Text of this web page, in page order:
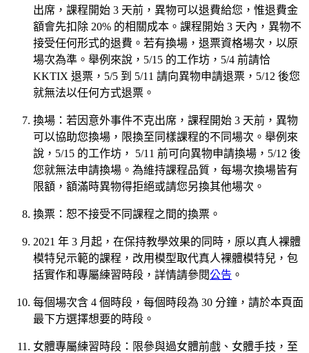
出席，課程開始 3 天前，異物可以退費給您，惟退費金
額會先扣除 20% 的相關成本。課程開始 3 天內，異物不
接受任何形式的退費。若有換場，退票資格場次，以原
場次為準。舉例來說，5/15 的工作坊，5/4 前請恰
KKTIX 退票，5/5 到 5/11 請向異物申請退票，5/12 後您
就無法以任何方式退票。
換場：若因意外事件不克出席，課程開始 3 天前，異物
可以協助您換場，限換至同樣課程的不同場次。舉例來
說，5/15 的工作坊， 5/11 前可向異物申請換場，5/12 後
您就無法申請換場。為維持課程品質，每場次換場皆有
限額，額滿時異物得拒絕或請您另換其他場次。
換票：恕不接受不同課程之間的換票。
2021 年 3 月起，在保持教學效果的同時，原以真人裸體
模特兒示範的課程，改用模型取代真人裸體模特兒，包
括實作和專屬練習時段，詳情請參閱公告 。
每個場次含 4 個時段，每個時段為 30 分鐘，請於本頁面
最下方選擇想要的時段。
女體專屬練習時段：限參與過女體前戲、女體手技，至